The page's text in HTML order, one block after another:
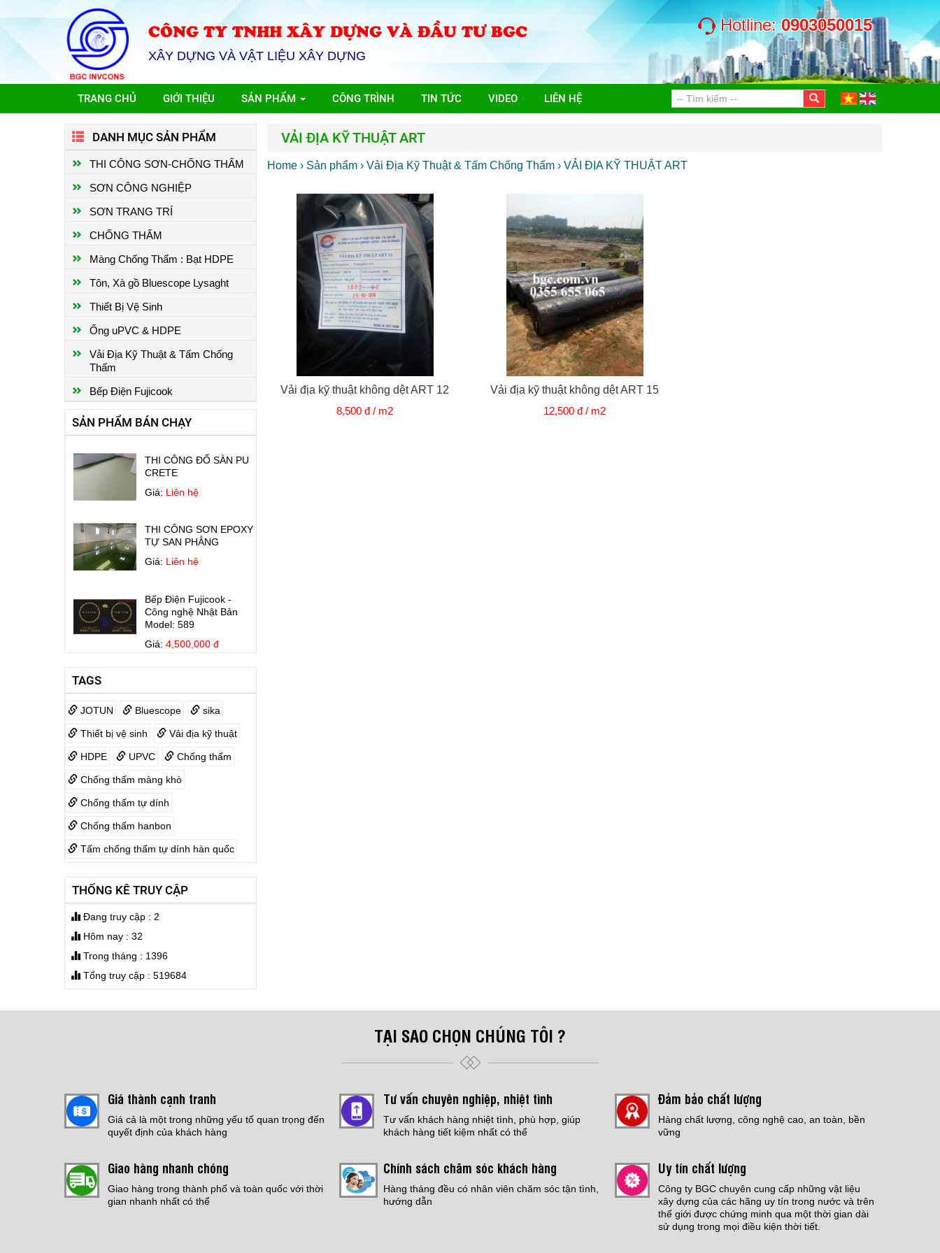
CÔNG TY TNHH XÂY DỰNG VÀ ĐẦU TƯ BGC
XÂY DỰNG VÀ VẬT LIỆU XÂY DỰNG
Hotline:0903050015
TRANG CHỦ GIỚI THIỆU SẢN PHẨM CÔNG TRÌNH TIN TỨC VIDEO LIÊN HỆ
DANH MỤC SẢN PHẨM
THI CÔNG SƠN-CHỐNG THẤM
SƠN CÔNG NGHIỆP
SƠN TRANG TRÍ
CHỐNG THẤM
Màng Chống Thấm : Bạt HDPE
Tôn, Xà gồ Bluescope Lysaght
Thiết Bị Vệ Sinh
Ống uPVC & HDPE
Vải Địa Kỹ Thuật & Tấm Chống
Thấm
Bếp Điện Fujicook
SẢN PHẨM BÁN CHẠY
THI CÔNG SƠN EPOXY
Giá:Liên hệ
CRETE
TỰ SAN PHẲNG
Giá:
Công nghệ Nhật Bản
Model: 589
Bếp Điện Fujicook -
Model: 579
Giá:3,999,000 đ
Jotun Futura Classic
Giá:4,140,000 đ
Jotafloor EP SL Uni
Giá:4,200,000 đ
NHÀ XƯỞNG
Giá:Liên hệ
CHỐNG THẤM SÀN MÁI
CRETE
Giá:Liên hệ
TỰ SAN PHẲNG
Giá:
Liên hệ
TAGS
JOTUN Bluescope sika
Thiết bị vệ sinh Vải địa kỹ thuật
HDPE UPVC Chống thấm
Chống thấm màng khò
Chống thấm tự dính
Chống thấm hanbon
Tấm chống thấm tự dính hàn quốc
THỐNG KÊ TRUY CẬP
Đang truy cập : 2
Hôm nay : 32
Trong tháng : 1396
Tổng truy cập : 519684
VẢI ĐỊA KỸ THUẬT ART
Home › Sản phẩm › Vải Địa Kỹ Thuật & Tấm Chống Thấm › VẢI ĐỊA KỸ THUẬT ART
Vải địa kỹ thuật không dệt ART 12
8,500 đ / m2
Vải địa kỹ thuật không dệt ART 15
12,500 đ / m2
TẠI SAO CHỌN CHÚNG TÔI ?
Giá thành cạnh tranh
Giá cả là một trong những yếu tố quan trọng đến
quyết định của khách hàng
Tư vấn chuyên nghiệp, nhiệt tình
Tư vấn khách hàng nhiệt tình, phù hợp, giúp
khách hàng tiết kiệm nhất có thể
Đảm bảo chất lượng
Hàng chất lượng, công nghệ cao, an toàn, bền
vững
Giao hàng nhanh chóng
Giao hàng trong thành phố và toàn quốc với thời
gian nhanh nhất có thể
Chính sách chăm sóc khách hàng
Hàng tháng đều có nhân viên chăm sóc tận tình,
hướng dẫn
Uy tín chất lượng
Công ty BGC chuyên cung cấp những vật liệu
xây dựng của các hãng uy tín trong nước và trên
thế giới được chứng minh qua một thời gian dài
sử dụng trong mọi điều kiện thời tiết.